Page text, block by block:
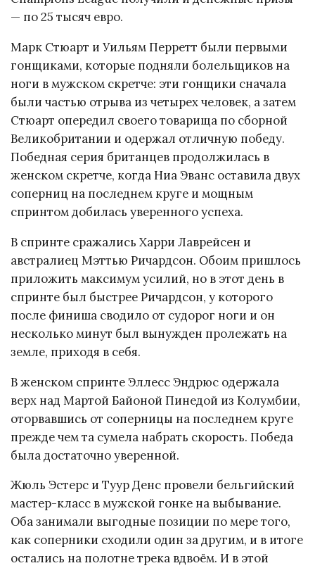
— по 25 тысяч евро.
Марк Стюарт и Уильям Перретт были первыми
гонщиками, которые подняли болельщиков на
ноги в мужском скретче: эти гонщики сначала
были частью отрыва из четырех человек, а затем
Стюарт опередил своего товарища по сборной
Великобритании и одержал отличную победу.
Победная серия британцев продолжилась в
женском скретче, когда Ниа Эванс оставила двух
соперниц на последнем круге и мощным
спринтом добилась уверенного успеха.
В спринте сражались Харри Лаврейсен и
австралиец Мэттью Ричардсон. Обоим пришлось
приложить максимум усилий, но в этот день в
спринте был быстрее Ричардсон, у которого
после финиша сводило от судорог ноги и он
несколько минут был вынужден пролежать на
земле, приходя в себя.
В женском спринте Эллесс Эндрюс одержала
верх над Мартой Байоной Пинедой из Колумбии,
оторвавшись от соперницы на последнем круге
прежде чем та сумела набрать скорость. Победа
была достаточно уверенной.
Жюль Эстерс и Туур Денс провели бельгийский
мастер-класс в мужской гонке на выбывание.
Оба занимали выгодные позиции по мере того,
как соперники сходили один за другим, и в итоге
остались на полотне трека вдвоём. И в этой